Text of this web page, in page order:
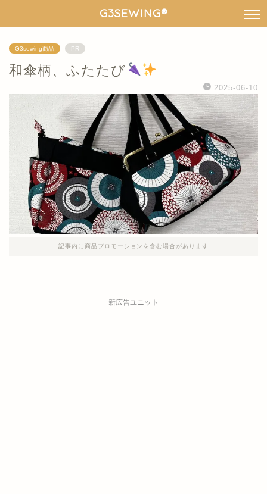
G3SEWING®︎
G3sewing商品 PR
和傘柄、ふたたび
2025-06-10
記事内に商品プロモーションを含む場合があります
新広告ユニット